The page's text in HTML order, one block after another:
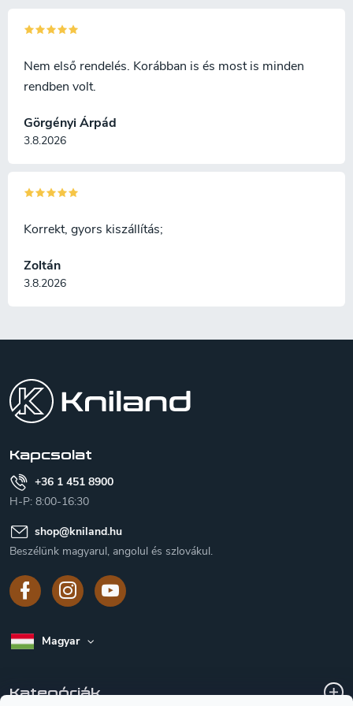
Görgényi Árpád
3.8.2026
Nem első rendelés. Korábban is és most is minden
rendben volt.
Zoltán
3.8.2026
Korrekt, gyors kiszállítás;
Kapcsolat
+36 1 451 8900
H-P: 8:00-16:30
shop@kniland.hu
Beszélünk magyarul, angolul és szlovákul.
Magyar
Kategóriák